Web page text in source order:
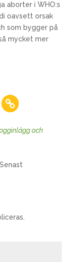
aborter i WHO:s
oavsett orsak
som bygger på
mycket mer
och